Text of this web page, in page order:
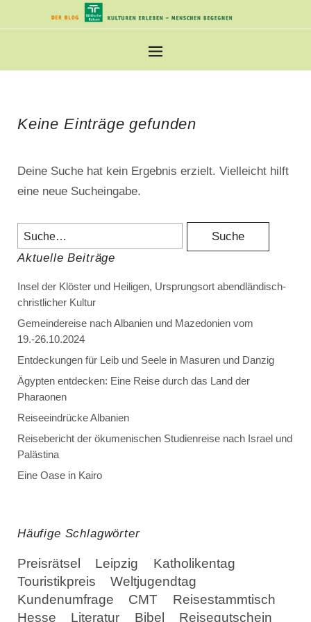
Keine Einträge gefunden
Deine Suche hat kein Ergebnis erzielt. Vielleicht hilft
eine neue Sucheingabe.
Aktuelle Beiträge
Insel der Klöster und Heiligen, Ursprungsort abendländisch-
christlicher Kultur
Gemeindereise nach Albanien und Mazedonien vom
19.-26.10.2024
Entdeckungen für Leib und Seele in Masuren und Danzig
Ägypten entdecken: Eine Reise durch das Land der
Pharaonen
Reiseeindrücke Albanien
Reisebericht der ökumenischen Studienreise nach Israel und
Palästina
Eine Oase in Kairo
Häufige Schlagwörter
Preisrätsel Leipzig
Katholikentag
Touristikpreis
Weltjugendtag
Kundenumfrage
CMT
Reisestammtisch
Hesse
Literatur Bibel Reisegutschein